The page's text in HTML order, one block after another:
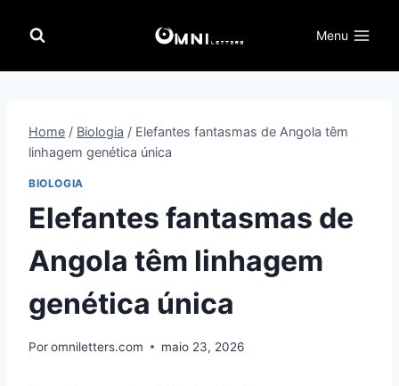
para
Menu
Home / Biologia / Elefantes fantasmas de Angola têm
linhagem genética única
BIOLOGIA
Elefantes fantasmas de
Angola têm linhagem
genética única
Poromniletters.com maio 23, 2026